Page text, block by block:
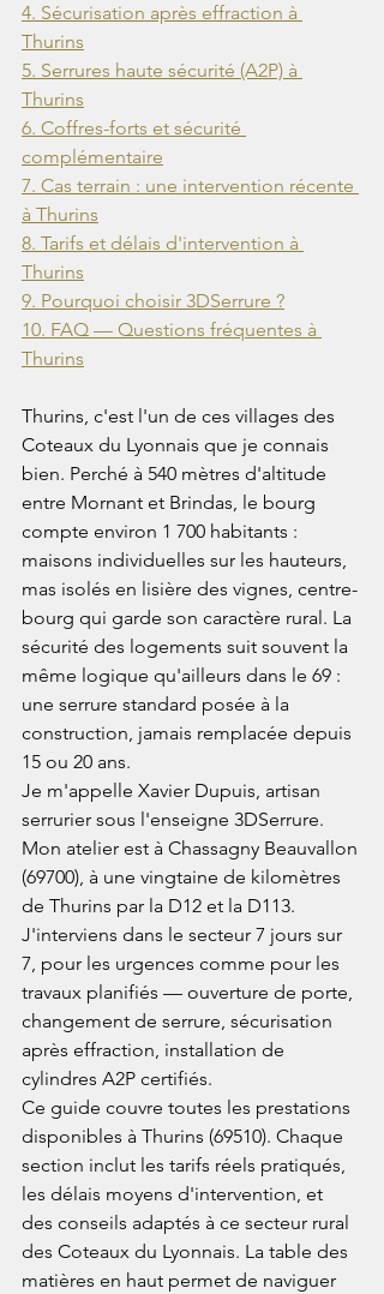
4. Sécurisation après effraction à
Thurins
5. Serrures haute sécurité (A2P) à
Thurins
6. Coffres-forts et sécurité
complémentaire
7. Cas terrain : une intervention récente
à Thurins
8. Tarifs et délais d'intervention à
Thurins
9. Pourquoi choisir 3DSerrure ?
10. FAQ — Questions fréquentes à
Thurins
Thurins, c'est l'un de ces villages des
Coteaux du Lyonnais que je connais
bien. Perché à 540 mètres d'altitude
entre Mornant et Brindas, le bourg
compte environ 1 700 habitants :
maisons individuelles sur les hauteurs,
mas isolés en lisière des vignes, centre-
bourg qui garde son caractère rural. La
sécurité des logements suit souvent la
même logique qu'ailleurs dans le 69 :
une serrure standard posée à la
construction, jamais remplacée depuis
15 ou 20 ans.
Je m'appelle Xavier Dupuis, artisan
serrurier sous l'enseigne 3DSerrure.
Mon atelier est à Chassagny Beauvallon
(69700), à une vingtaine de kilomètres
de Thurins par la D12 et la D113.
J'interviens dans le secteur 7 jours sur
7, pour les urgences comme pour les
travaux planifiés — ouverture de porte,
changement de serrure, sécurisation
après effraction, installation de
cylindres A2P certifiés.
Ce guide couvre toutes les prestations
disponibles à Thurins (69510). Chaque
section inclut les tarifs réels pratiqués,
les délais moyens d'intervention, et
des conseils adaptés à ce secteur rural
des Coteaux du Lyonnais. La table des
matières en haut permet de naviguer